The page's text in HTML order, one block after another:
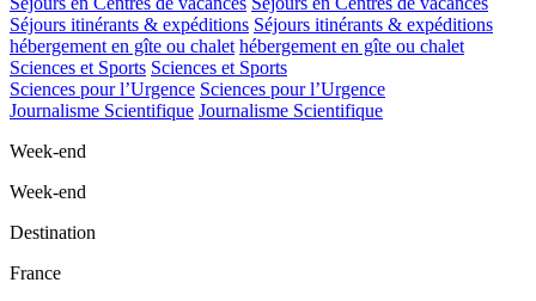
Séjours itinérants & expéditions Séjours itinérants & expéditions
hébergement en gîte ou chalet hébergement en gîte ou chalet
Sciences et Sports Sciences et Sports
Sciences pour l’Urgence Sciences pour l’Urgence
Journalisme Scientifique Journalisme Scientifique
Week-end
Week-end
Destination
France